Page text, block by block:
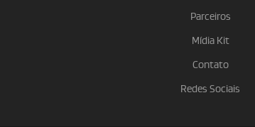
Parceiros
Mídia Kit
Contato
Redes Sociais